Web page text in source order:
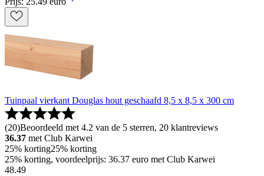
Tuinpaal vierkant Douglas hout geschaafd 8,5 x 8,5 x 300 cm
(20)Beoordeeld met 4.2 van de 5 sterren, 20 klantreviews
36.37 met Club Karwei
25% korting25% korting
25% korting, voordeelprijs: 36.37 euro met Club Karwei
48.49